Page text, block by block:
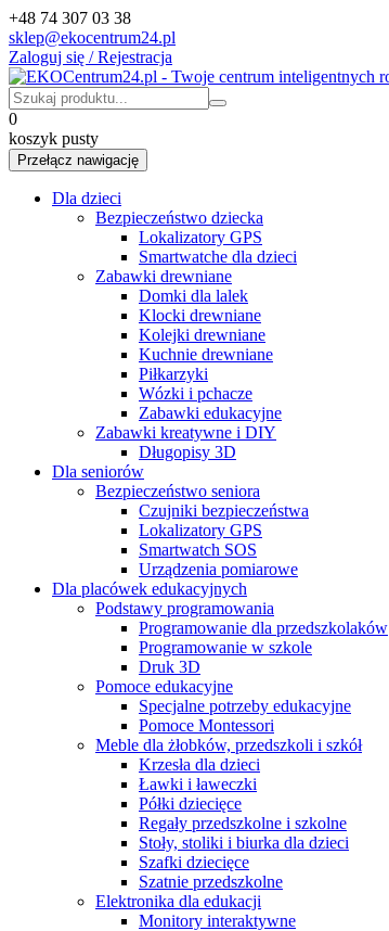
+48 74 307 03 38
sklep@ekocentrum24.pl
Zaloguj się / Rejestracja
0
koszyk pusty
Przełącz nawigację
Dla dzieci
Bezpieczeństwo dziecka
Lokalizatory GPS
Smartwatche dla dzieci
Zabawki drewniane
Domki dla lalek
Klocki drewniane
Kolejki drewniane
Kuchnie drewniane
Piłkarzyki
Wózki i pchacze
Zabawki edukacyjne
Zabawki kreatywne i DIY
Długopisy 3D
Dla seniorów
Bezpieczeństwo seniora
Czujniki bezpieczeństwa
Lokalizatory GPS
Smartwatch SOS
Urządzenia pomiarowe
Dla placówek edukacyjnych
Podstawy programowania
Programowanie dla przedszkolaków
Programowanie w szkole
Druk 3D
Pomoce edukacyjne
Specjalne potrzeby edukacyjne
Pomoce Montessori
Meble dla żłobków, przedszkoli i szkół
Krzesła dla dzieci
Ławki i ławeczki
Półki dziecięce
Regały przedszkolne i szkolne
Stoły, stoliki i biurka dla dzieci
Szafki dziecięce
Szatnie przedszkolne
Elektronika dla edukacji
Monitory interaktywne